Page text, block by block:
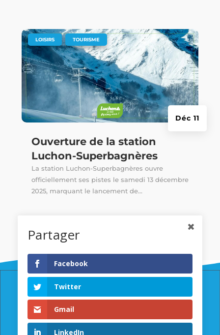
Ouverture de la station
Luchon-Superbagnères
Déc 11
LOISIRS TOURISME
La station Luchon-Superbagnères ouvre
officiellement ses pistes le samedi 13 décembre
2025, marquant le lancement de...
© Copyright Ville de Luchon
Partager
Facebook
Twitter
Gmail
LinkedIn